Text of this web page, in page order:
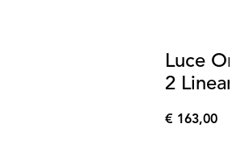
Luce
2 Linear
€
€ 163,00